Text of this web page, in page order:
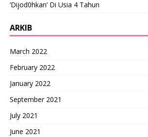
‘Dijod0hkan’ Di Usia 4 Tahun
ARKIB
March 2022
February 2022
January 2022
September 2021
July 2021
June 2021